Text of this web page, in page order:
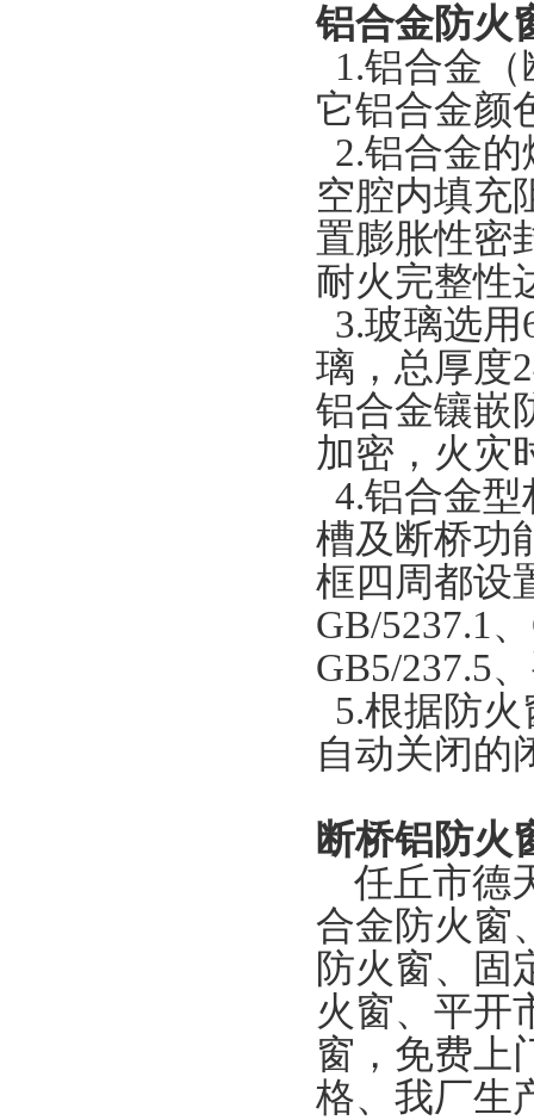
铝合金防火
1.铝合金
它铝合金颜
2.铝合金
空腔内填充
置膨胀性密
耐火完整性
3.玻璃选用
璃，总厚度
铝合金镶嵌
加密，火灾
4.铝合金
槽及断桥功
框四周都设
GB/5237.1
GB5/237.5
5.根据防
自动关闭的
断桥铝防火
任丘市德
合金防火窗
防火窗、固
火窗、平开
窗，免费上
格、我厂生